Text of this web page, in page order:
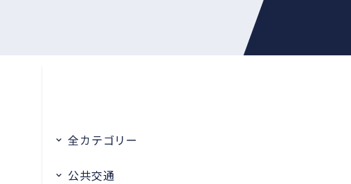
全カテゴリー
公共交通